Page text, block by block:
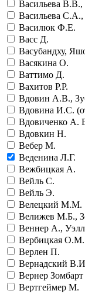
Васильева
Васильева
Василюк Ф.Е.
Васс Д.
Васубандху,
Васякина О.
Ваттимо Д.
Вахитов Р.Р.
Вдовин А.В.,
Вдовина И.С.
Вдовиченко А.
Вдовкин Н.
Вебер М.
Веденина Л.Г.
Вежбицкая А.
Вейль С.
Вейль Э.
Велецкий М.М.
Велижев М.Б.,
Веннер А.,
Вербицкая О.М.
Верлен П.
Вернадский
Вернер Зомбарт
Вертгеймер М.